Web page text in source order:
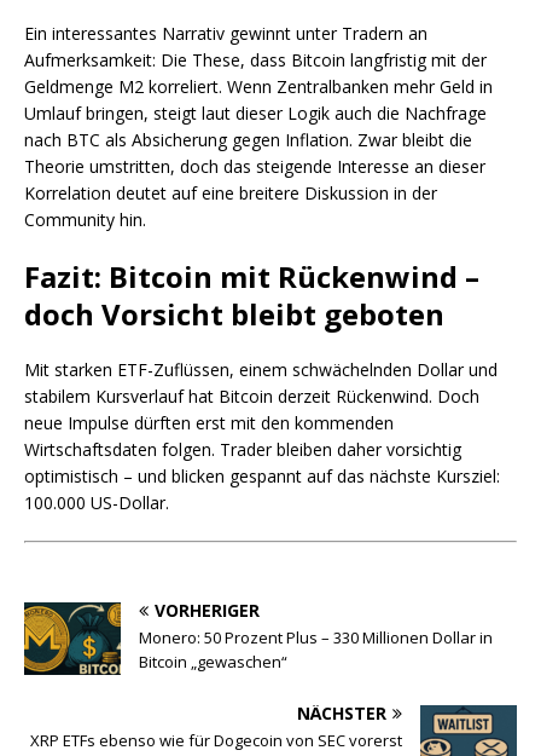
Ein interessantes Narrativ gewinnt unter Tradern an
Aufmerksamkeit: Die These, dass Bitcoin langfristig mit der
Geldmenge M2 korreliert. Wenn Zentralbanken mehr Geld in
Umlauf bringen, steigt laut dieser Logik auch die Nachfrage
nach BTC als Absicherung gegen Inflation. Zwar bleibt die
Theorie umstritten, doch das steigende Interesse an dieser
Korrelation deutet auf eine breitere Diskussion in der
Community hin.
Fazit: Bitcoin mit Rückenwind –
doch Vorsicht bleibt geboten
Mit starken ETF-Zuflüssen, einem schwächelnden Dollar und
stabilem Kursverlauf hat Bitcoin derzeit Rückenwind. Doch
neue Impulse dürften erst mit den kommenden
Wirtschaftsdaten folgen. Trader bleiben daher vorsichtig
optimistisch – und blicken gespannt auf das nächste Kursziel:
100.000 US-Dollar.
VORHERIGER
Monero: 50 Prozent Plus – 330 Millionen Dollar in
Bitcoin „gewaschen“
NÄCHSTER
XRP ETFs ebenso wie für Dogecoin von SEC vorerst